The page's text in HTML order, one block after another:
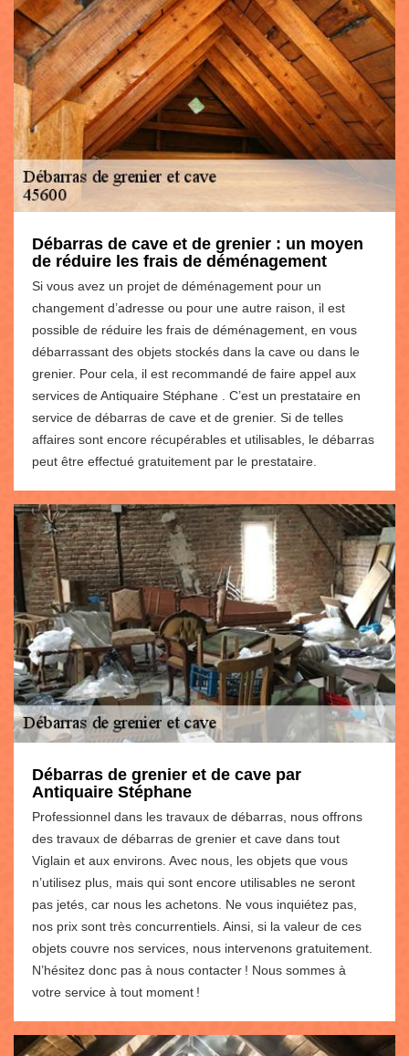
Débarras de cave et de grenier : un moyen
de réduire les frais de déménagement
Si vous avez un projet de déménagement pour un
changement d’adresse ou pour une autre raison, il est
possible de réduire les frais de déménagement, en vous
débarrassant des objets stockés dans la cave ou dans le
grenier. Pour cela, il est recommandé de faire appel aux
services de Antiquaire Stéphane . C’est un prestataire en
service de débarras de cave et de grenier. Si de telles
affaires sont encore récupérables et utilisables, le débarras
peut être effectué gratuitement par le prestataire.
Débarras de grenier et de cave par
Antiquaire Stéphane
Professionnel dans les travaux de débarras, nous offrons
des travaux de débarras de grenier et cave dans tout
Viglain et aux environs. Avec nous, les objets que vous
n’utilisez plus, mais qui sont encore utilisables ne seront
pas jetés, car nous les achetons. Ne vous inquiétez pas,
nos prix sont très concurrentiels. Ainsi, si la valeur de ces
objets couvre nos services, nous intervenons gratuitement.
N’hésitez donc pas à nous contacter ! Nous sommes à
votre service à tout moment !